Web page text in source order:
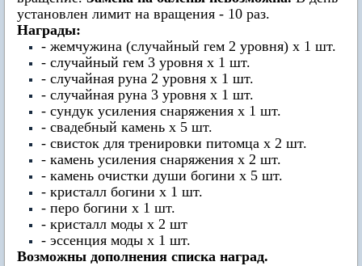
установлен лимит на вращения - 10 раз.
Награды:
- жемчужина (случайный гем 2 уровня) х 1 шт.
- случайный гем 3 уровня х 1 шт.
- случайная руна 2 уровня х 1 шт.
- случайная руна 3 уровня х 1 шт.
- сундук усиления снаряжения х 1 шт.
- свадебный камень х 5 шт.
- свисток для тренировки питомца х 2 шт.
- камень усиления снаряжения х 2 шт.
- камень очистки души богини х 5 шт.
- кристалл богини х 1 шт.
- перо богини х 1 шт.
- кристалл моды х 2 шт
- эссенция моды х 1 шт.
Возможны дополнения списка наград.